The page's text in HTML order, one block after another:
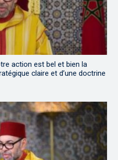
action est bel et bien la
claire et d’une doctrine